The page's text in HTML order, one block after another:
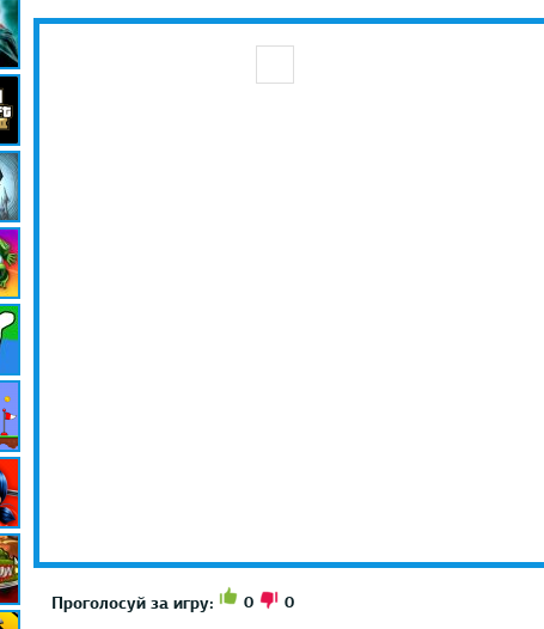
Проголосуй за игру: 0 0